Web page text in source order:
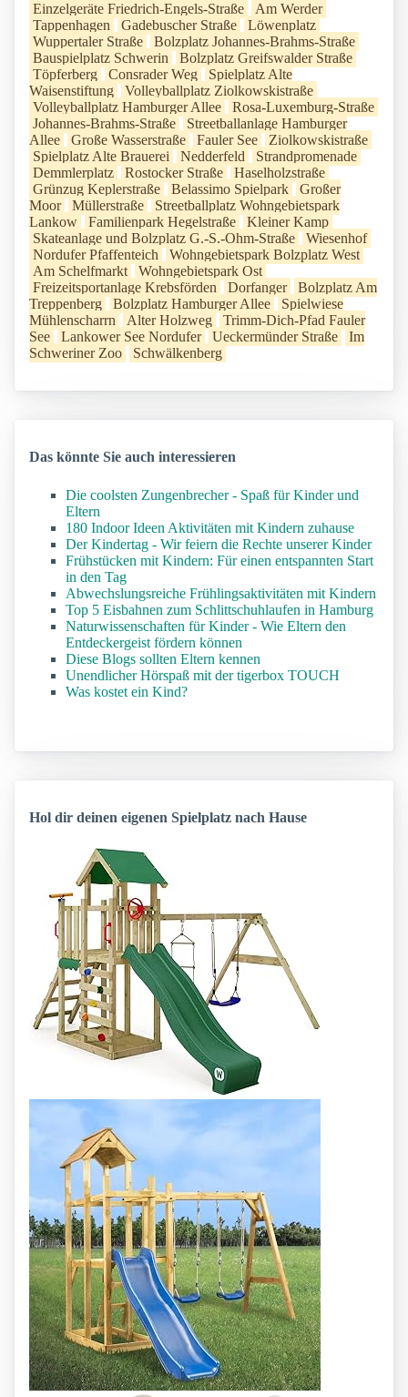
Einzelgeräte Friedrich-Engels-Straße
Am Werder
Tappenhagen
Gadebuscher Straße
Löwenplatz
Wuppertaler Straße
Bolzplatz Johannes-Brahms-Straße
Bauspielplatz Schwerin
Bolzplatz Greifswalder Straße
Töpferberg
Consrader Weg
Spielplatz Alte
Waisenstiftung
Volleyballplatz Ziolkowskistraße
Volleyballplatz Hamburger Allee
Rosa-Luxemburg-Straße
Johannes-Brahms-Straße
Streetballanlage Hamburger
Allee
Große Wasserstraße Fauler See
Ziolkowskistraße
Spielplatz Alte Brauerei
Nedderfeld
Strandpromenade
Demmlerplatz
Rostocker Straße
Haselholzstraße
Grünzug Keplerstraße
Belassimo Spielpark
Großer
Moor
Müllerstraße
Streetballplatz Wohngebietspark
Lankow
Familienpark Hegelstraße
Kleiner Kamp
Skateanlage und Bolzplatz G.-S.-Ohm-Straße
Wiesenhof
Nordufer Pfaffenteich
Wohngebietspark Bolzplatz West
Am Schelfmarkt
Wohngebietspark Ost
Freizeitsportanlage Krebsförden
Dorfanger
Bolzplatz Am
Treppenberg
Bolzplatz Hamburger Allee
Spielwiese
Mühlenscharrn
Alter Holzweg
Trimm-Dich-Pfad Fauler
See
Lankower See Nordufer Ueckermünder Straße
Im
Schweriner Zoo
Schwälkenberg
Das könnte Sie auch interessieren
Die coolsten Zungenbrecher - Spaß für Kinder und
Eltern
180 Indoor Ideen Aktivitäten mit Kindern zuhause
Der Kindertag - Wir feiern die Rechte unserer Kinder
Frühstücken mit Kindern: Für einen entspannten Start
in den Tag
Abwechslungsreiche Frühlingsaktivitäten mit Kindern
Top 5 Eisbahnen zum Schlittschuhlaufen in Hamburg
Naturwissenschaften für Kinder - Wie Eltern den
Entdeckergeist fördern können
Diese Blogs sollten Eltern kennen
Unendlicher Hörspaß mit der tigerbox TOUCH
Was kostet ein Kind?
Hol dir deinen eigenen Spielplatz nach Hause